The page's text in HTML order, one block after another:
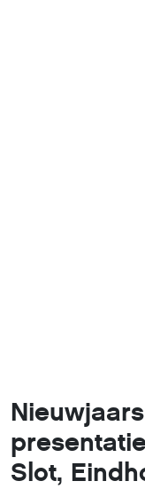
Slot,